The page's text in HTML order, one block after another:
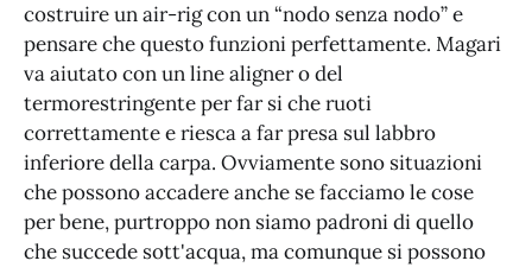
costruire un air-rig con un “nodo senza nodo” e
pensare che questo funzioni perfettamente. Magari
va aiutato con un line aligner o del
termorestringente per far si che ruoti
correttamente e riesca a far presa sul labbro
inferiore della carpa. Ovviamente sono situazioni
che possono accadere anche se facciamo le cose
per bene, purtroppo non siamo padroni di quello
che succede sott'acqua, ma comunque si possono